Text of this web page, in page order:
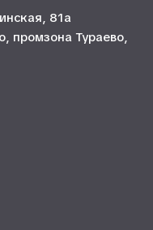
81а
промзона Тураево,